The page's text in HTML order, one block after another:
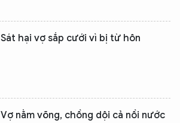
Sát hại vợ sắp cưới vì bị từ hôn
Vợ nằm võng, chồng dội cả nồi nước